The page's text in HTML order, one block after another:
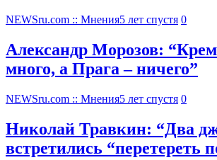
NEWSru.com :: Мнения5 лет спустя 0
Александр Морозов:
много, а Прага – ничего”
NEWSru.com :: Мнения5 лет спустя 0
Николай Травкин: “Два
встретились “перетереть